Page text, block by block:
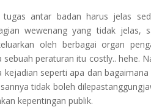
antar badan harus jelas
wewenang yang tidak jelas,
oleh berbagai organ
peraturan itu costly.. hehe.
seperti apa dan
tidak boleh
kepentingan publik.